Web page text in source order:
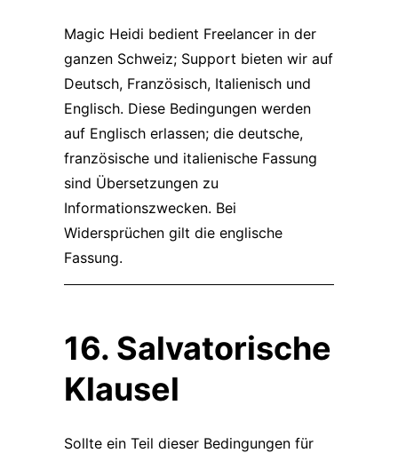
Magic Heidi bedient Freelancer in der
ganzen Schweiz; Support bieten wir auf
Deutsch, Französisch, Italienisch und
Englisch. Diese Bedingungen werden
auf Englisch erlassen; die deutsche,
französische und italienische Fassung
sind Übersetzungen zu
Informationszwecken. Bei
Widersprüchen gilt die englische
Fassung.
16. Salvatorische
Klausel
Sollte ein Teil dieser Bedingungen für